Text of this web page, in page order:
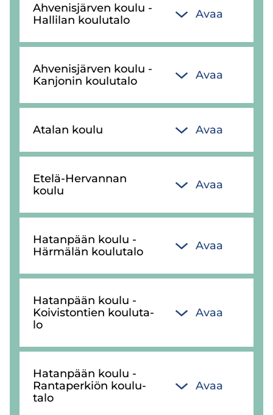
Ah­ve­nis­jär­ven koulu -
Hal­li­lan kou­lu­ta­lo
Avaa
Ah­ve­nis­jär­ven koulu -
Kan­jo­nin kou­lu­ta­lo
Avaa
Ata­lan koulu Avaa
Etelä-​Hervannan
koulu
Avaa
Ha­tan­pään koulu -
Här­mä­län kou­lu­ta­lo
Avaa
Ha­tan­pään koulu -
Koi­vis­ton­tien kou­lu­ta­
lo
Avaa
Ha­tan­pään koulu -
Ran­ta­per­kiön kou­lu­
ta­lo
Avaa